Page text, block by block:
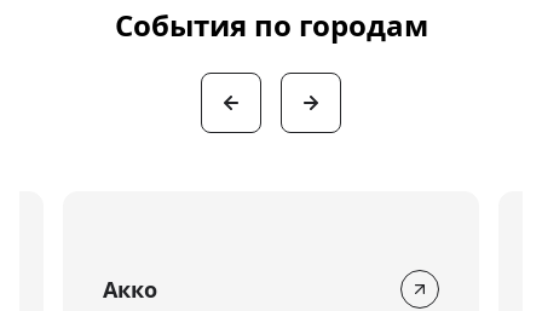
События по городам
Акко